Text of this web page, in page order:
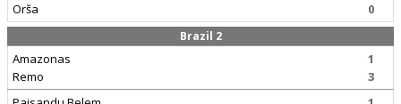
Orša
0
Brazil 2
Amazonas
Remo
1
3